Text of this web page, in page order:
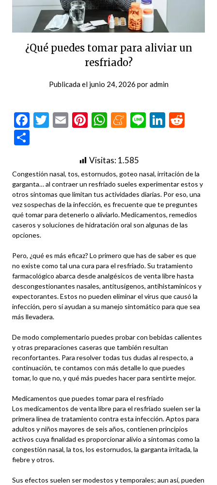
¿Qué puedes tomar para aliviar un
resfriado?
Publicada el junio 24, 2026 poradmin
Facebook
Twitter
EmailPinterest
WhatsApp
Meneame
Line
Visitas:1.585
Congestión nasal, tos, estornudos, goteo nasal, irritación de la
garganta… al contraer un resfriado sueles experimentar estos y
otros síntomas que limitan tus actividades diarias. Por eso, una
vez sospechas de la infección, es frecuente que te preguntes
qué tomar para detenerlo o aliviarlo. Medicamentos, remedios
caseros y soluciones de hidratación oral son algunas de las
opciones.
Pero, ¿qué es más eficaz? Lo primero que has de saber es que
no existe como tal una cura para el resfriado. Su tratamiento
farmacológico abarca desde analgésicos de venta libre hasta
descongestionantes nasales, antitusígenos, antihistamínicos y
expectorantes. Estos no pueden eliminar el virus que causó la
infección, pero sí ayudan a su manejo sintomático para que sea
más llevadera.
De modo complementario puedes probar con bebidas calientes
y otras preparaciones caseras que también resultan
reconfortantes. Para resolver todas tus dudas al respecto, a
continuación, te contamos con más detalle lo que puedes
tomar, lo que no, y qué más puedes hacer para sentirte mejor.
Medicamentos que puedes tomar para el resfriado
Los medicamentos de venta libre para el resfriado suelen ser la
primera línea de tratamiento contra esta infección. Aptos para
adultos y niños mayores de seis años, contienen principios
activos cuya finalidad es proporcionar alivio a síntomas como la
congestión nasal, la tos, los estornudos, la garganta irritada, la
fiebre y otros.
Sus efectos suelen ser modestos y temporales; aun así, pueden